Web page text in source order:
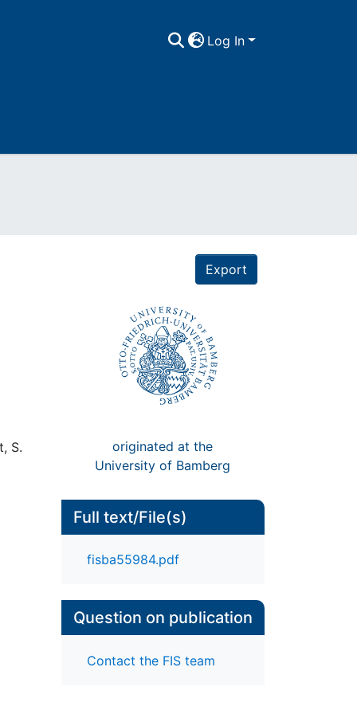
Log In
Export
S.
originated at the
University of Bamberg
Full text/File(s)
fisba55984.pdf
Question on publication
Contact the FIS team